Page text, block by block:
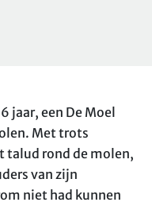
jaar, een De Moel
Met trots
talud rond de molen,
van zijn
niet had kunnen